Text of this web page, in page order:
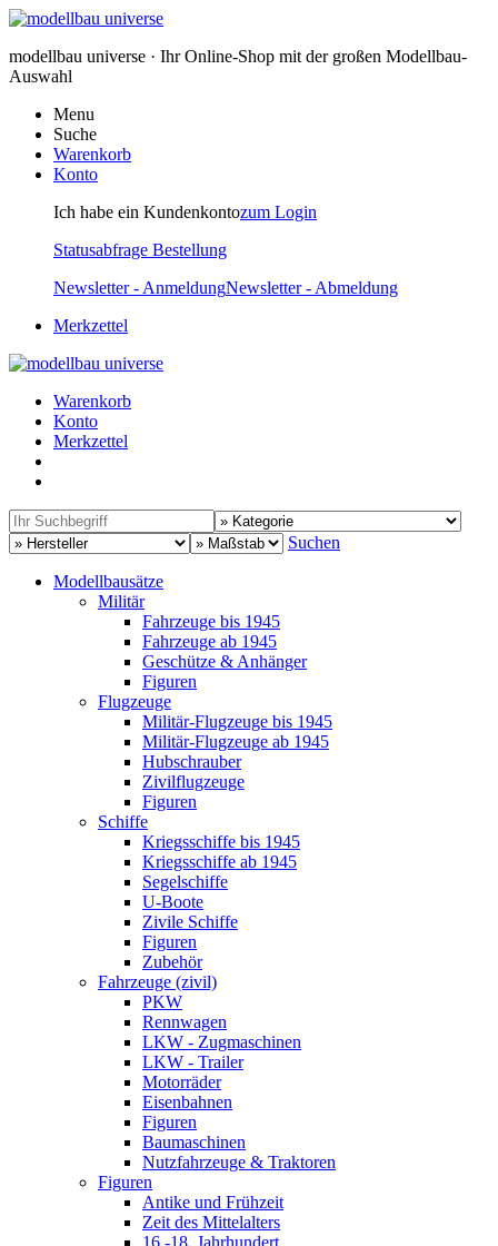
modellbau universe · Ihr Online-Shop mit der großen Modellbau-
Auswahl
Menu
Suche
Warenkorb
Konto
Ich habe ein Kundenkontozum Login
Statusabfrage Bestellung
Newsletter - AnmeldungNewsletter - Abmeldung
Merkzettel
Warenkorb
Konto
Merkzettel
Suchen
Modellbausätze
Militär
Fahrzeuge bis 1945
Fahrzeuge ab 1945
Geschütze & Anhänger
Figuren
Flugzeuge
Militär-Flugzeuge bis 1945
Militär-Flugzeuge ab 1945
Hubschrauber
Zivilflugzeuge
Figuren
Schiffe
Kriegsschiffe bis 1945
Kriegsschiffe ab 1945
Segelschiffe
U-Boote
Zivile Schiffe
Figuren
Zubehör
Fahrzeuge (zivil)
PKW
Rennwagen
LKW - Zugmaschinen
LKW - Trailer
Motorräder
Eisenbahnen
Figuren
Baumaschinen
Nutzfahrzeuge & Traktoren
Figuren
Antike und Frühzeit
Zeit des Mittelalters
16.-18. Jahrhundert